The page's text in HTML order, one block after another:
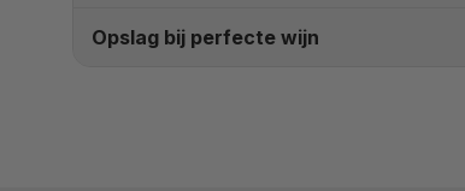
Opslag bij perfecte wijn